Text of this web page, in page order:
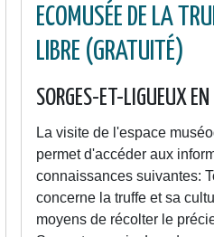
ECOMUSÉE DE LA
LIBRE (GRATUITÉ)
SORGES-ET-LIGUEUX EN
La visite de l'espace
permet d'accéder aux
connaissances suivantes:
concerne la truffe et sa
moyens de récolter le